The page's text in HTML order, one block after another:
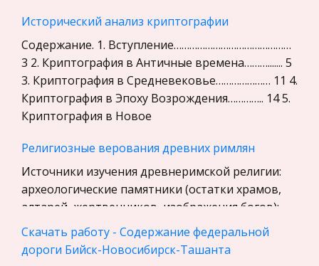
Бухгалтерский учет
Уголовное право
Экскурсии и туризм
Маркетинг, товароведение, реклама
Религия
Культурология
Экологическое право
Физкультура и Спорт, Здоровье
Теория государства и права
Исторический анализ криптографии
Содержание. 1. Вступление………………………………………
3 2. Криптография в Античные времена………....... 5
3. Криптография в Средневековье………………… 11 4.
Криптография в Эпоху Возрождения………….. 14 5.
Криптография в Новое
Религиозные верования древних римлян
Источники изучения древнеримской религии:
археологические памятники (остатки храмов,
алтарей, жертвенников, изображения богов);
многочисленные надписи, особенно
посвятительные; свидетельства античных
Скачать работу - Содержание федеральной
дороги Бийск-Новосибирск-Ташанта